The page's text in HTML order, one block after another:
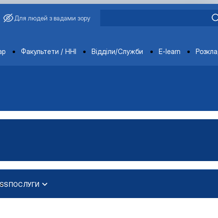
Для людей з вадами зору
Факультети / ННІ Відділи/Служби E-learn
ПОСЛУГИ